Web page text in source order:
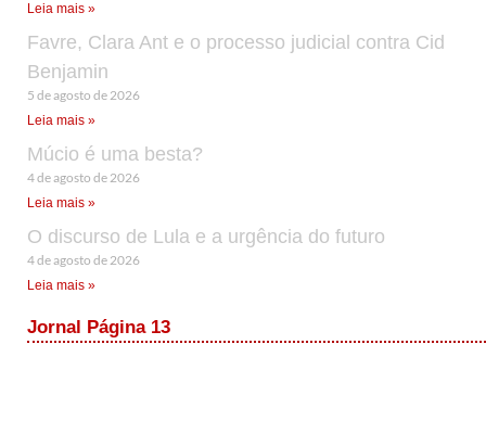
Leia mais »
Favre, Clara Ant e o processo judicial contra Cid
Benjamin
5 de agosto de 2026
Leia mais »
Múcio é uma besta?
4 de agosto de 2026
Leia mais »
O discurso de Lula e a urgência do futuro
4 de agosto de 2026
Leia mais »
Jornal Página 13